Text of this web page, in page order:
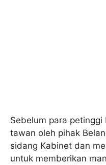
Sebelum para
tawan oleh pihak
sidang Kabinet dan
untuk memberikan